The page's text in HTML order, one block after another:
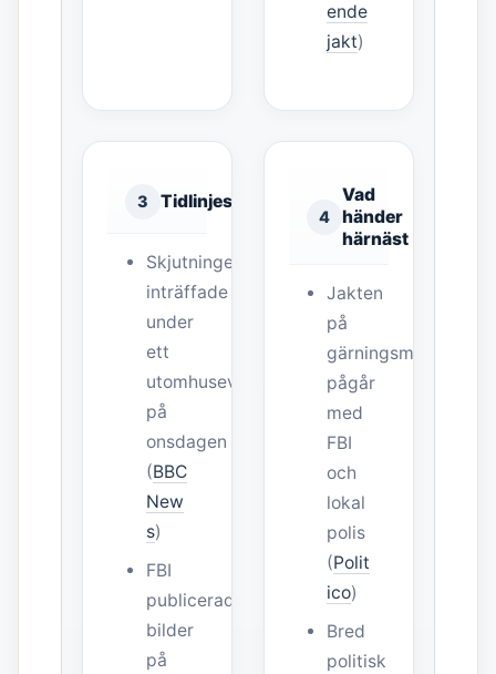
ende
jakt)
3 Tidlinjesignal
Skjutningen
inträffade
under
ett
utomhusevenemang
på
onsdagen
(BBC
New
s)
FBI
publicerade
bilder
på
4
Vad
händer
härnäst
Jakten
på
gärningsmannen
pågår
med
FBI
och
lokal
polis
(Polit
ico)
Bred
politisk